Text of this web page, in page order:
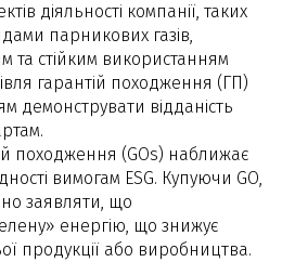
діяльності компанії, таких
парникових газів,
та стійким використанням
гарантій походження (ГП)
демонструвати відданість
походження (GOs) наближає
вимогам ESG. Купуючи GO,
заявляти, що
енергію, що знижує
продукції або виробництва.